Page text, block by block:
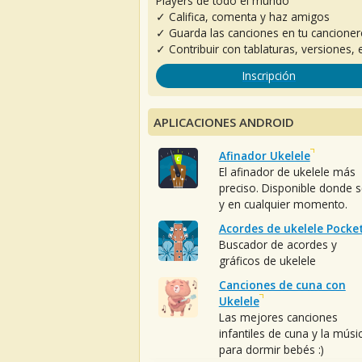
✓ Califica, comenta y haz amigos
✓ Guarda las canciones en tu
✓ Contribuir con tablaturas, versiones,
Inscripción
APLICACIONES ANDROID
Afinador Ukelele
El afinador de ukelele más
preciso. Disponible donde
y en cualquier momento.
Acordes de ukelele
Buscador de acordes y
gráficos de ukelele
Canciones de cuna con
Ukelele
Las mejores canciones
infantiles de cuna y la
para dormir bebés :)